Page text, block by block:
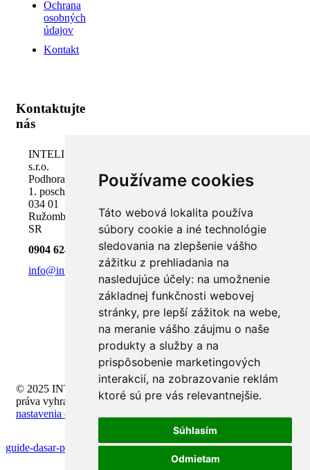
Používame cookies
Táto webová lokalita používa
súbory cookie a iné technológie
sledovania na zlepšenie vášho
zážitku z prehliadania na
nasledujúce účely: na umožnenie
základnej funkčnosti webovej
stránky, pre lepší zážitok na webe,
na meranie vášho záujmu o naše
produkty a služby a na
prispôsobenie marketingových
interakcií, na zobrazovanie reklám
ktoré sú pre vás relevantnejšie.
Súhlasím
Odmietam
Ochrana
osobných
údajov
Kontakt
Kontaktujte
nás
INTELI.SK,
s.r.o.
Podhora 18,
1. poschodie
034 01
Ružomberok,
SR
0904 624 918
info@inteli.sk
© 2025 INTELI.SK, s.r.o., všetky
práva vyhradené -
upraviť
nastavenia cookies
guide-dasar-permainan-casino-online